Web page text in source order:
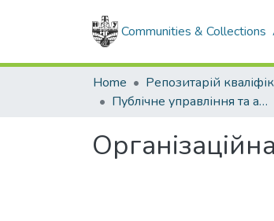
Communities & Collections
Home
Публічне управління та адміністрування, бакалавр, 2022